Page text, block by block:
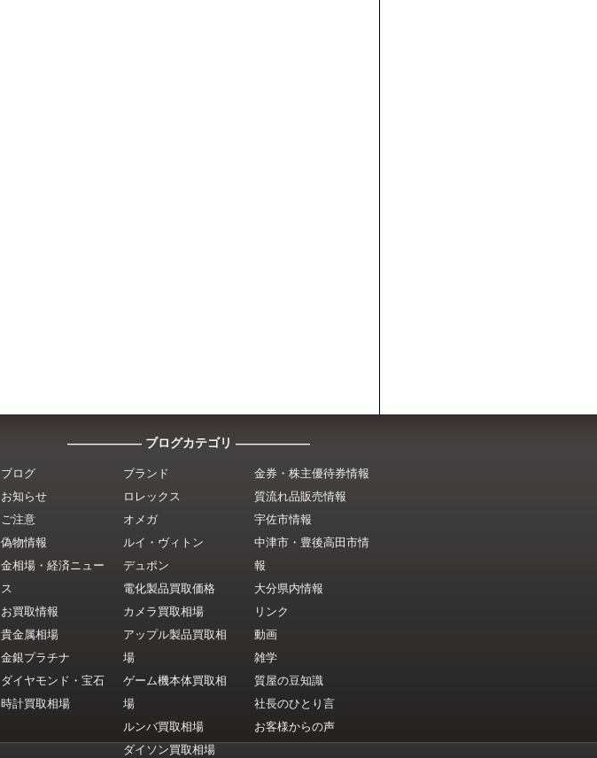
―――――― ブログカテゴリ ――――――
ブログ
お知らせ
ご注意
偽物情報
金相場・経済ニュー
ス
お買取情報
貴金属相場
金銀プラチナ
ダイヤモンド・宝石
時計買取相場
ブランド
ロレックス
オメガ
ルイ・ヴィトン
デュポン
電化製品買取価格
カメラ買取相場
アップル製品買取相
場
ゲーム機本体買取相
場
ルンバ買取相場
ダイソン買取相場
金券・株主優待券情報
質流れ品販売情報
宇佐市情報
中津市・豊後高田市情
報
大分県内情報
リンク
動画
雑学
質屋の豆知識
社長のひとり言
お客様からの声